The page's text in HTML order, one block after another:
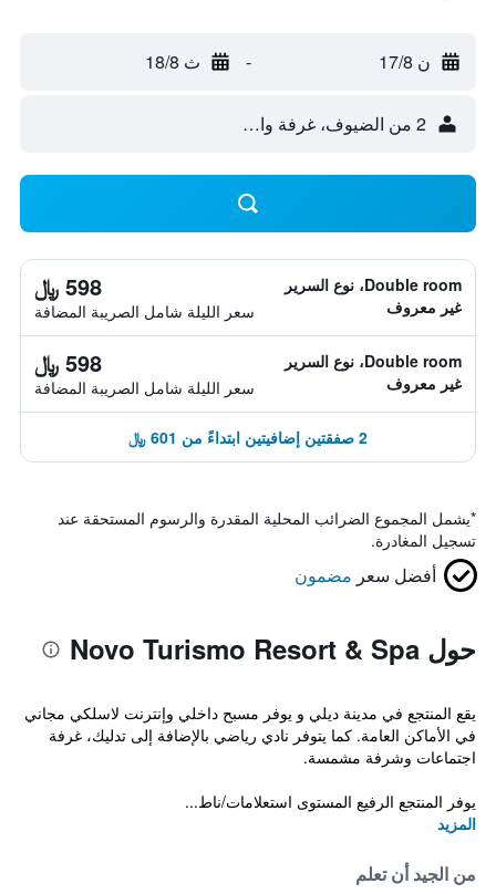
ن 17/8 - ث 18/8
2 من الضيوف، غرفة واحدة
Double room، نوع السرير
غير معروف
598 ﷼
سعر الليلة شامل الصريبة المضافة
Double room، نوع السرير
غير معروف
598 ﷼
سعر الليلة شامل الصريبة المضافة
2 صفقتين إضافيتين ابتداءً من 601 ﷼
*يشمل المجموع الضرائب المحلية المقدرة والرسوم المستحقة عند
تسجيل المغادرة.
أفضل سعر مضمون
حول Novo Turismo Resort & Spa
يقع المنتجع في مدينة ديلي و يوفر مسبح داخلي وإنترنت لاسلكي مجاني
في الأماكن العامة. كما يتوفر نادي رياضي بالإضافة إلى تدليك، غرفة
اجتماعات وشرفة مشمسة.
يوفر المنتجع الرفيع المستوى استعلامات/ناط...
المزيد
من الجيد أن تعلم